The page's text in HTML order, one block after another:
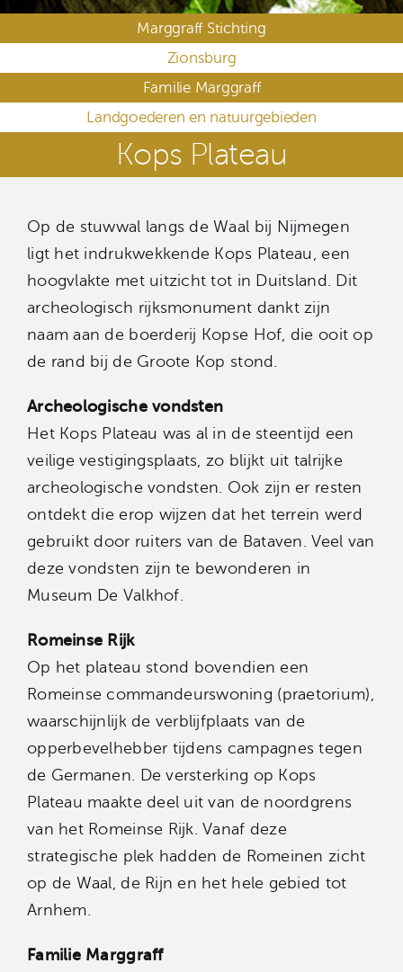
Marggraff Stichting
Zionsburg
Familie Marggraff
Landgoederen en natuurgebieden
Kops Plateau
Op de stuwwal langs de Waal bij Nijmegen
ligt het indrukwekkende Kops Plateau, een
hoogvlakte met uitzicht tot in Duitsland. Dit
archeologisch rijksmonument dankt zijn
naam aan de boerderij Kopse Hof, die ooit op
de rand bij de Groote Kop stond.
Archeologische vondsten
Het Kops Plateau was al in de steentijd een
veilige vestigingsplaats, zo blijkt uit talrijke
archeologische vondsten. Ook zijn er resten
ontdekt die erop wijzen dat het terrein werd
gebruikt door ruiters van de Bataven. Veel van
deze vondsten zijn te bewonderen in
Museum De Valkhof.
Romeinse Rijk
Op het plateau stond bovendien een
Romeinse commandeurswoning (praetorium),
waarschijnlijk de verblijfplaats van de
opperbevelhebber tijdens campagnes tegen
de Germanen. De versterking op Kops
Plateau maakte deel uit van de noordgrens
van het Romeinse Rijk. Vanaf deze
strategische plek hadden de Romeinen zicht
op de Waal, de Rijn en het hele gebied tot
Arnhem.
Familie Marggraff